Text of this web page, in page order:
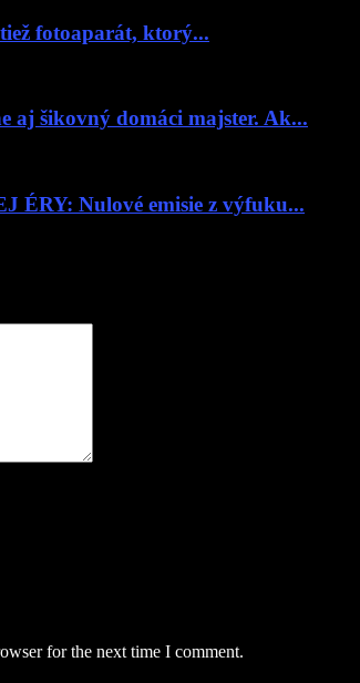
fotoaparát, ktorý...
aj šikovný domáci majster. Ak...
ÉRY: Nulové emisie z výfuku...
for the next time I comment.